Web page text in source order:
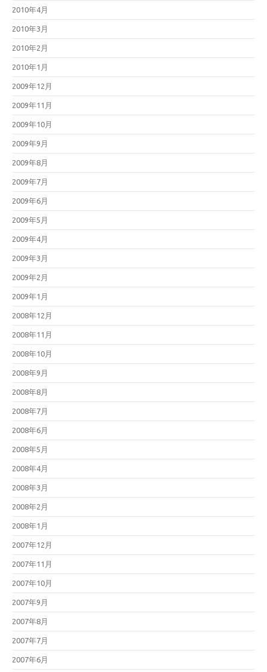
2010年4月
2010年3月
2010年2月
2010年1月
2009年12月
2009年11月
2009年10月
2009年9月
2009年8月
2009年7月
2009年6月
2009年5月
2009年4月
2009年3月
2009年2月
2009年1月
2008年12月
2008年11月
2008年10月
2008年9月
2008年8月
2008年7月
2008年6月
2008年5月
2008年4月
2008年3月
2008年2月
2008年1月
2007年12月
2007年11月
2007年10月
2007年9月
2007年8月
2007年7月
2007年6月